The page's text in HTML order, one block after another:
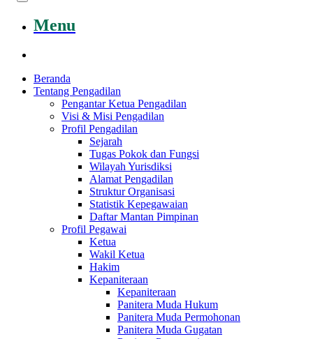
Menu
Beranda
Tentang Pengadilan
Pengantar Ketua Pengadilan
Visi & Misi Pengadilan
Profil Pengadilan
Sejarah
Tugas Pokok dan Fungsi
Wilayah Yurisdiksi
Alamat Pengadilan
Struktur Organisasi
Statistik Kepegawaian
Daftar Mantan Pimpinan
Profil Pegawai
Ketua
Wakil Ketua
Hakim
Kepaniteraan
Kepaniteraan
Panitera Muda Hukum
Panitera Muda Permohonan
Panitera Muda Gugatan